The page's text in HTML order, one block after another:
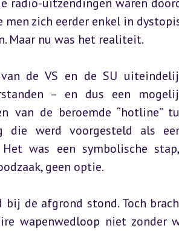
zich eerder enkel in
Maar nu was het realiteit.
de VS en de SU
– en dus een
de beroemde “hotline”
die werd voorgesteld als
was een symbolische
geen optie.
de afgrond stond. Toch
wapenwedloop niet zonder